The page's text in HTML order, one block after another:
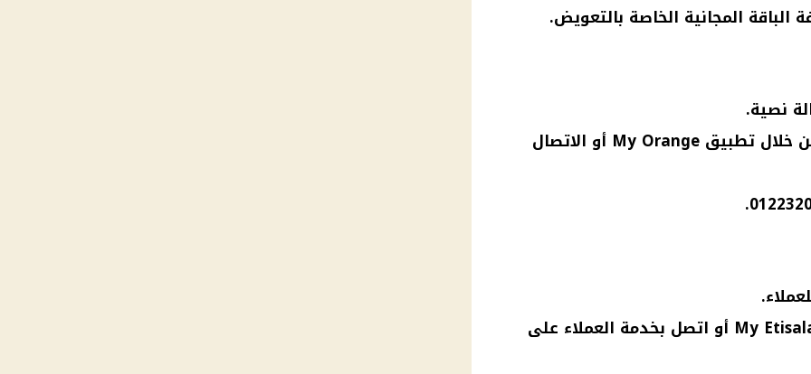
المجانية الخاصة بالتعويض.
نصية.
يمكنك التأكد من وصولها من خلال تطبيق My Orange أو الاتصال
للتأكد، ادخل على تطبيق My Etisalat أو اتصل بخدمة العملاء على